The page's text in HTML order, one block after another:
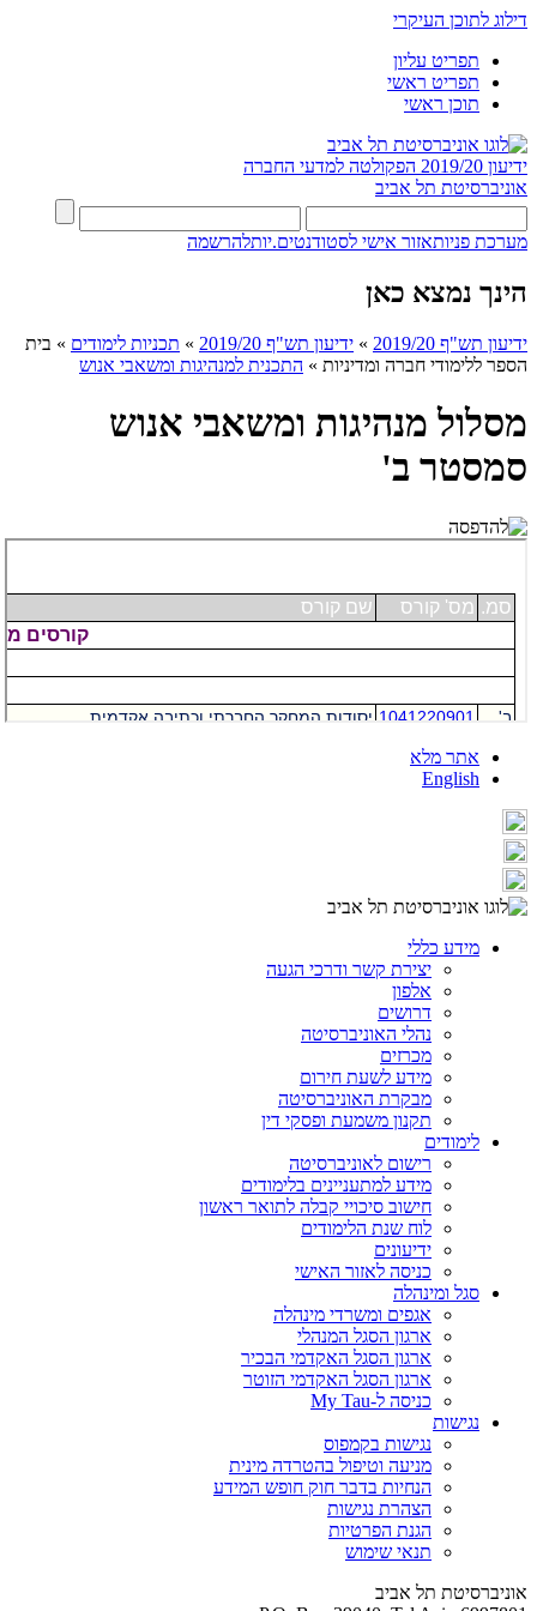
דילוג לתוכן העיקרי
תפריט עליון
תפריט ראשי
תוכן ראשי
ידיעון 2019/20
הפקולטה למדעי החברה
אוניברסיטת תל אביב
מערכת פניותאזור אישי לסטודנטים.יותלהרשמה
הינך נמצא כאן
ידיעון תש"ף 2019/20 » ידיעון תש"ף 2019/20 » תכניות לימודים » בית
הספר ללימודי חברה ומדיניות » התכנית למנהיגות ומשאבי אנוש
מסלול מנהיגות ומשאבי אנוש
סמסטר ב'
אתר מלא
English
מידע כללי
יצירת קשר ודרכי הגעה
אלפון
דרושים
נהלי האוניברסיטה
מכרזים
מידע לשעת חירום
מבקרת האוניברסיטה
תקנון משמעת ופסקי דין
לימודים
רישום לאוניברסיטה
מידע למתעניינים בלימודים
חישוב סיכויי קבלה לתואר ראשון
לוח שנת הלימודים
ידיעונים
כניסה לאזור האישי
סגל ומינהלה
אגפים ומשרדי מינהלה
ארגון הסגל המנהלי
ארגון הסגל האקדמי הבכיר
ארגון הסגל האקדמי הזוטר
כניסה ל-My Tau
נגישות
נגישות בקמפוס
מניעה וטיפול בהטרדה מינית
הנחיות בדבר חוק חופש המידע
הצהרת נגישות
הגנת הפרטיות
תנאי שימוש
אוניברסיטת תל אביב